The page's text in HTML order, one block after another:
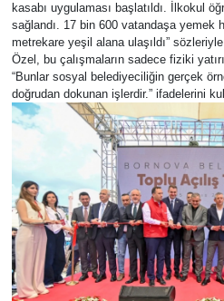
kasabı uygulaması başlatıldı. İlkokul
sağlandı. 17 bin 600 vatandaşa yemek
metrekare yeşil alana ulaşıldı”
Özel, bu çalışmaların sadece fiziki
“Bunlar sosyal belediyeciliğin gerçek
doğrudan dokunan işlerdir.” ifadelerini